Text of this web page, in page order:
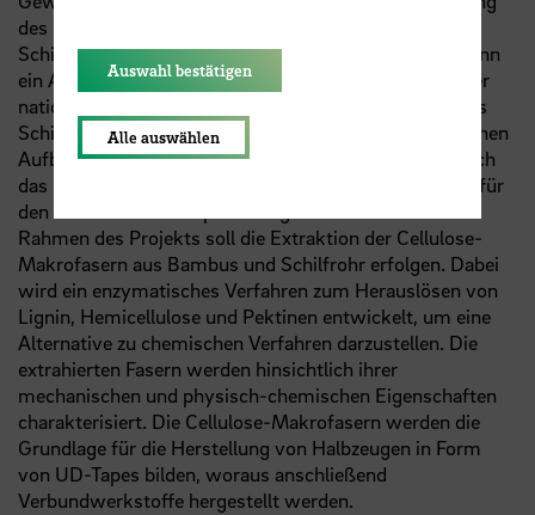
des heimischen Schilfrohrs. Durch den Anbau von
Schilfrohr auf aktuell trockengelegten Moorflächen kann
ein Anreiz zur Wiedervernässung, einhergehend mit der
nationalen Moorschutzstragie, geschaffen werden. Das
Schilfrohr eignet sich durch den morphologisch ähnlichen
Aufbau als europäische Alternative zum Bambus. Durch
das Projekt soll eine weitere Verwertungsperspektive für
den Anbau von Paludipflanzen geschaffen werden. Im
Rahmen des Projekts soll die Extraktion der Cellulose-
Makrofasern aus Bambus und Schilfrohr erfolgen. Dabei
wird ein enzymatisches Verfahren zum Herauslösen von
Lignin, Hemicellulose und Pektinen entwickelt, um eine
Alternative zu chemischen Verfahren darzustellen. Die
extrahierten Fasern werden hinsichtlich ihrer
mechanischen und physisch-chemischen Eigenschaften
charakterisiert. Die Cellulose-Makrofasern werden die
Grundlage für die Herstellung von Halbzeugen in Form
von UD-Tapes bilden, woraus anschließend
Verbundwerkstoffe hergestellt werden.
Auswahl bestätigen
Alle auswählen